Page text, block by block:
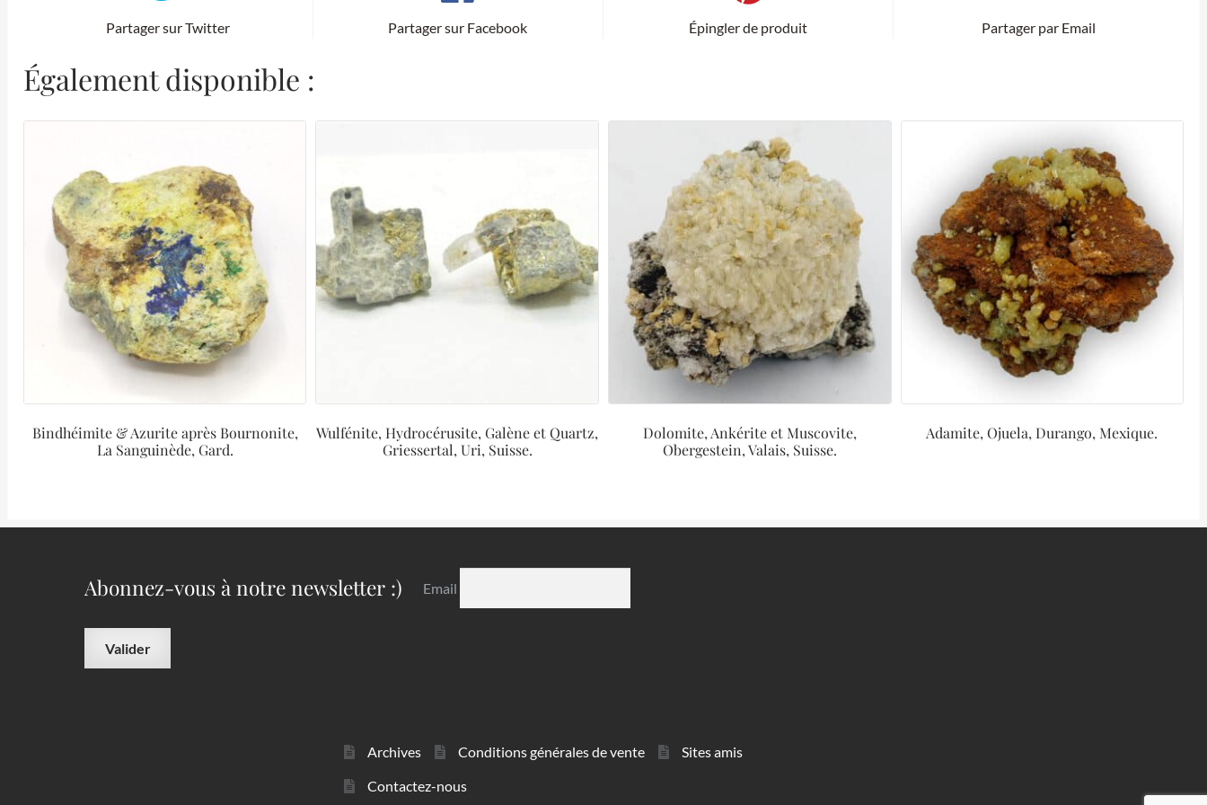
Partager sur Twitter Partager sur Facebook Épingler de produit Partager par Email
Également disponible :
Bindhéimite & Azurite après Bournonite,
La Sanguinède, Gard.
Wulfénite, Hydrocérusite, Galène et Quartz,
Griessertal, Uri, Suisse.
Dolomite, Ankérite et Muscovite,
Obergestein, Valais, Suisse.
Adamite, Ojuela, Durango, Mexique.
Abonnez-vous à notre newsletter :) Email
Archives Conditions générales de vente
Sites amis
Contactez-nous